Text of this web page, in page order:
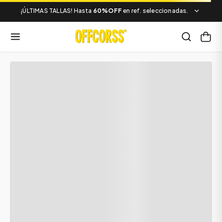
¡ÚLTIMAS TALLAS! Hasta 60%OFF en ref. seleccionadas.